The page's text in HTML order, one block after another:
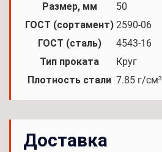
Размер, мм
50
ГОСТ (сортамент) 2590-06
ГОСТ (сталь)
4543-16
Тип проката
Круг
Плотность стали 7.85 г/см³
Доставка